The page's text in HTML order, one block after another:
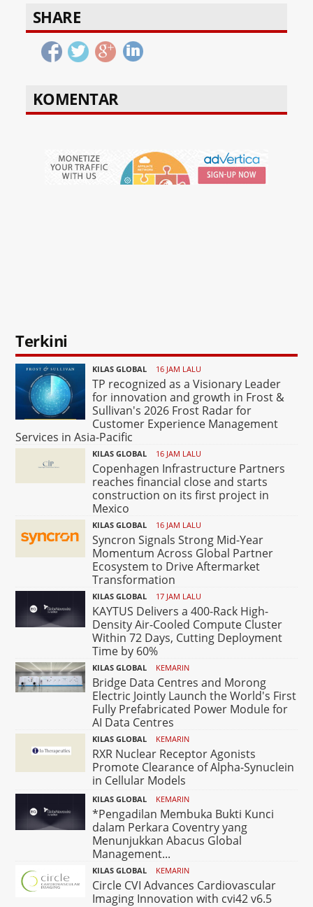
SHARE
KOMENTAR
Terkini
KILAS GLOBAL 16 JAM LALU
TP recognized as a Visionary Leader
for innovation and growth in Frost &
Sullivan's 2026 Frost Radar for
Customer Experience Management
Services in Asia-Pacific
KILAS GLOBAL 16 JAM LALU
Copenhagen Infrastructure Partners
reaches financial close and starts
construction on its first project in
Mexico
KILAS GLOBAL 16 JAM LALU
Syncron Signals Strong Mid-Year
Momentum Across Global Partner
Ecosystem to Drive Aftermarket
Transformation
KILAS GLOBAL 17 JAM LALU
KAYTUS Delivers a 400-Rack High-
Density Air-Cooled Compute Cluster
Within 72 Days, Cutting Deployment
Time by 60%
KILAS GLOBAL KEMARIN
Bridge Data Centres and Morong
Electric Jointly Launch the World's First
Fully Prefabricated Power Module for
AI Data Centres
KILAS GLOBAL KEMARIN
RXR Nuclear Receptor Agonists
Promote Clearance of Alpha-Synuclein
in Cellular Models
KILAS GLOBAL KEMARIN
*Pengadilan Membuka Bukti Kunci
dalam Perkara Coventry yang
Menunjukkan Abacus Global
Management...
KILAS GLOBAL KEMARIN
Circle CVI Advances Cardiovascular
Imaging Innovation with cvi42 v6.5